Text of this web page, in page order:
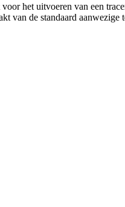
het uitvoeren van een
van de standaard aanwezige